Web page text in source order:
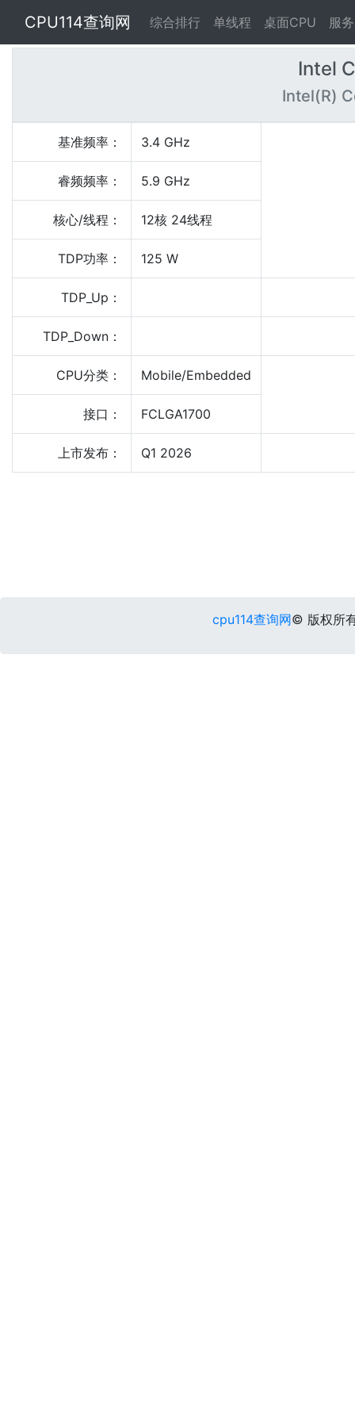
CPU114查询网 综合排行 单线程 桌面CPU 服
Intel
Intel(R)
基准频率： 3.4 GHz
睿频频率： 5.9 GHz
核心/线程： 12核 24线程
TDP功率： 125 W
TDP_Up：
TDP_Down：
CPU分类： Mobile/Embedded
接口： FCLGA1700
上市发布： Q1 2026
cpu114查询网© 版权所